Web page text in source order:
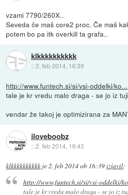
vzami 7790/260X..
Seveda če maš core2 proc. Če maš
potem bo pa itk overkill ta grafa..
klkkkkkkkkkk
::2. feb 2014, 16:39
http://www.funtech.si/si/vsi-oddelki/ko...
tale je kr vredu malo draga - se jo iz
vendar že takoj je optimizirana za
iloveboobz
::2. feb 2014, 16:43
klkkkkkkkkkk je2. feb 2014 ob 16:39izjavil:
http://www.funtech.si/si/vsi-oddelki/
tale je kr vredu malo draga - se jo iz